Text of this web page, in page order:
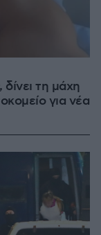
τη μάχη
για νέα